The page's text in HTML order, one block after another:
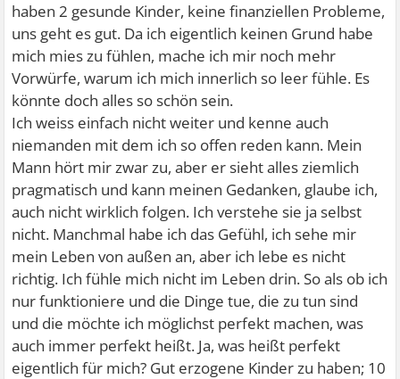
haben 2 gesunde Kinder, keine finanziellen Probleme,
uns geht es gut. Da ich eigentlich keinen Grund habe
mich mies zu fühlen, mache ich mir noch mehr
Vorwürfe, warum ich mich innerlich so leer fühle. Es
könnte doch alles so schön sein.
Ich weiss einfach nicht weiter und kenne auch
niemanden mit dem ich so offen reden kann. Mein
Mann hört mir zwar zu, aber er sieht alles ziemlich
pragmatisch und kann meinen Gedanken, glaube ich,
auch nicht wirklich folgen. Ich verstehe sie ja selbst
nicht. Manchmal habe ich das Gefühl, ich sehe mir
mein Leben von außen an, aber ich lebe es nicht
richtig. Ich fühle mich nicht im Leben drin. So als ob ich
nur funktioniere und die Dinge tue, die zu tun sind
und die möchte ich möglichst perfekt machen, was
auch immer perfekt heißt. Ja, was heißt perfekt
eigentlich für mich? Gut erzogene Kinder zu haben; 10